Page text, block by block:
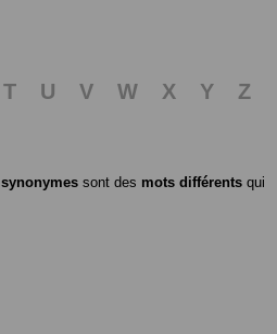
T U V W X Y
Z
synonymes sont des mots différents qui